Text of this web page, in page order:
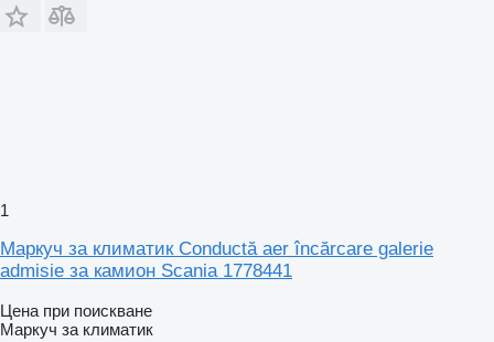
1
Маркуч за климатик Conductă aer încărcare galerie
admisie за камион Scania 1778441
Цена при поискване
Маркуч за климатик